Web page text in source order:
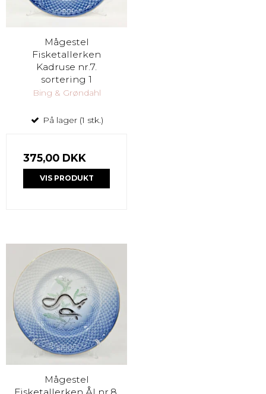
Mågestel
Fisketallerken
Kadruse nr.7.
sortering 1
Bing & Grøndahl
På lager (1 stk.)
375,00 DKK
VIS PRODUKT
Mågestel
Fisketallerken Ål nr.8.